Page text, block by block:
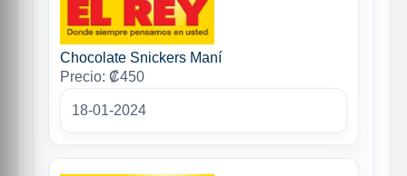
Chocolate Snickers Maní
Precio: ₡450
18-01-2024